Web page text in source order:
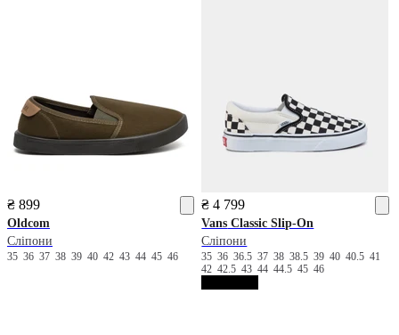
₴ 899
Oldcom
Сліпони
35 36 37 38 39 40 42 43 44 45 46
₴ 4 799
Vans Classic Slip-On
Сліпони
353636.5373838.5394040.541
4242.5434444.54546